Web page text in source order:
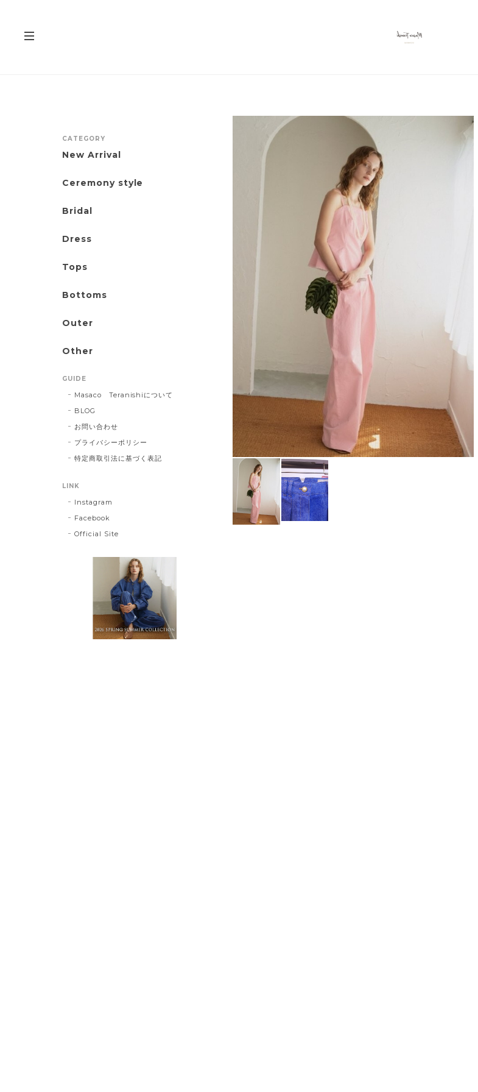
CATEGORY
New Arrival
Ceremony style
Bridal
Dress
Tops
Bottoms
Outer
Other
GUIDE
Masaco Teranishiについて
BLOG
お問い合わせ
プライバシーポリシー
特定商取引法に基づく表記
LINK
Instagram
Facebook
Official Site